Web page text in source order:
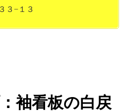
３−１３
袖看板の白戻